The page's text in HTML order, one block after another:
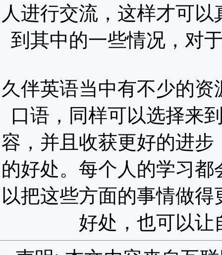
人进行交流，这样才可
到其中的一些情况，对
久伴英语当中有不少的
口语，同样可以选择来
容，并且收获更好的进
的好处。每个人的学习
以把这些方面的事情做
好处，也可以让